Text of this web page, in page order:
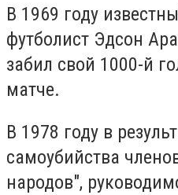
В 1969 году
футболист Эдсон
забил свой 1000-й
матче.
В 1978 году в
самоубийства
народов",